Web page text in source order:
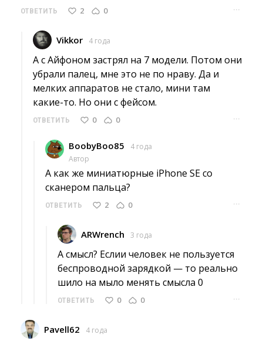
ОТВЕТИТЬ 2 0 ···
Vikkor 4 года
А с Айфоном застрял на 7 модели. Потом они
убрали палец, мне это не по нраву. Да и
мелких аппаратов не стало, мини там
какие-то. Но они с фейсом.
ОТВЕТИТЬ 0 0 ···
BoobyBoo85
4 года
Автор
А как же миниатюрные iPhone SE со
сканером пальца?
ОТВЕТИТЬ 2 0 ···
ARWrench 3 года
А смысл? Еслии человек не пользуется
беспроводной зарядкой — то реально
шило на мыло менять смысла 0
ОТВЕТИТЬ 0 0 ···
Pavell62 4 года